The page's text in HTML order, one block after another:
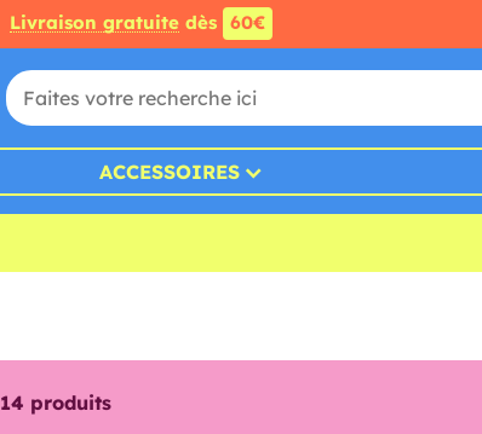
Livraison gratuite dès 60€
ACCESSOIRES
14 produits